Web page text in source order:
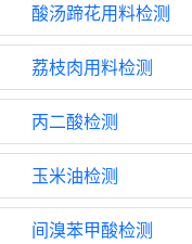
酸汤蹄花用料检测
荔枝肉用料检测
丙二酸检测
玉米油检测
间溴苯甲酸检测